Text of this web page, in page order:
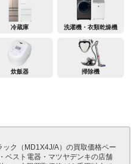
冷蔵庫 洗濯機・衣類乾燥機
炊飯器 掃除機
ク（MD1X4J/A）の買取価格ペー
ベスト電器・マツヤデンキの店舗